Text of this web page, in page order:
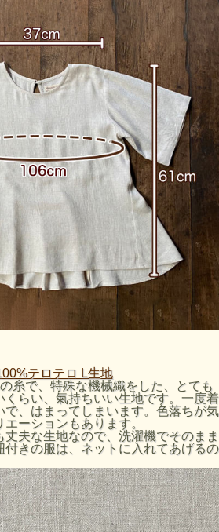
テロテロ L生地
糸で、特殊な機械織をした、とても
くらい、氣持ちいい生地です。一度着
で、はまってしまいます。色落ちが気
ーションもあります。
夫な生地なので、洗濯機でそのまま
付きの服は、ネットに入れてあげるの